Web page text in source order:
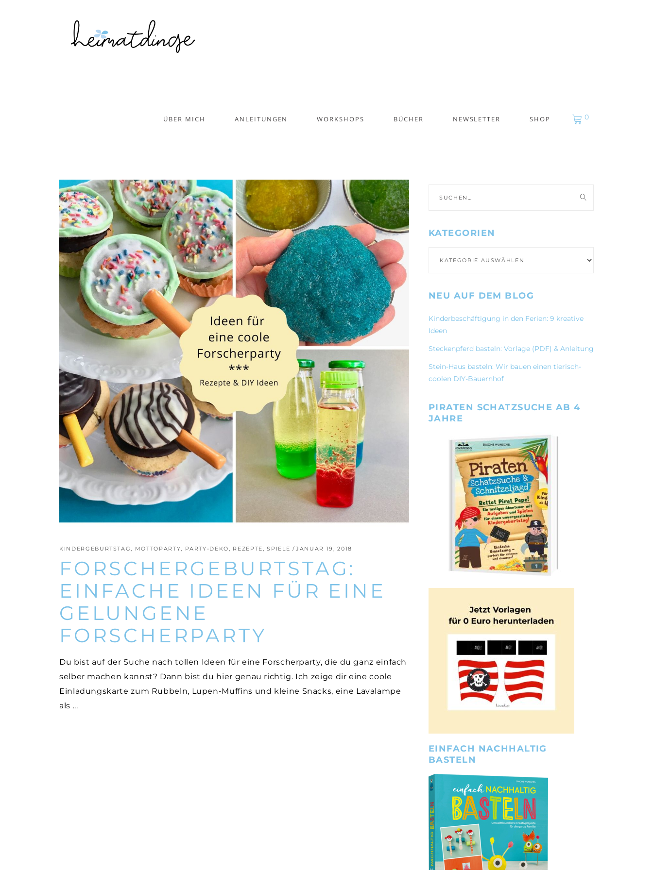
ÜBER MICH ANLEITUNGEN WORKSHOPS BÜCHER NEWSLETTER SHOP 0
KINDERGEBURTSTAG, MOTTOPARTY, PARTY-DEKO, REZEPTE,SPIELE JANUAR 19, 2018
FORSCHERGEBURTSTAG:
EINFACHE IDEEN FÜR EINE
GELUNGENE
FORSCHERPARTY
Du bist auf der Suche nach tollen Ideen für eine Forscherparty, die du ganz einfach
selber machen kannst? Dann bist du hier genau richtig. Ich zeige dir eine coole
Einladungskarte zum Rubbeln, Lupen-Muffins und kleine Snacks, eine Lavalampe
als
nach:
KATEGORIEN
NEU AUF DEM BLOG
Kinderbeschäftigung in den Ferien: 9 kreative
Ideen
Steckenpferd basteln: Vorlage (PDF) & Anleitung
Stein-Haus basteln: Wir bauen einen tierisch-
coolen DIY-Bauernhof
PIRATEN SCHATZSUCHE AB 4
JAHRE
EINFACH NACHHALTIG
BASTELN